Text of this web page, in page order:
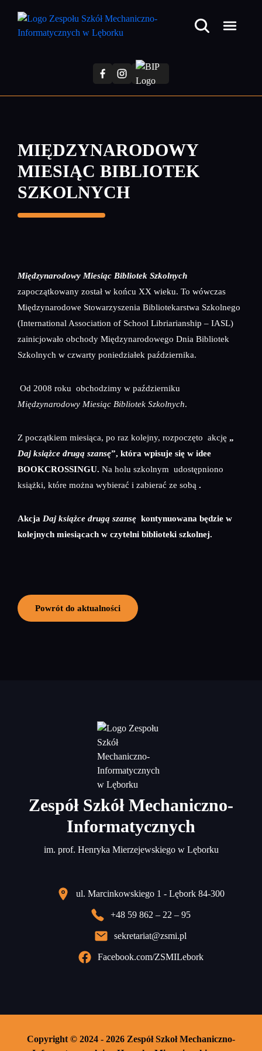
treści
MIĘDZYNARODOWY
MIESIĄC BIBLIOTEK
SZKOLNYCH
Międzynarodowy Miesiąc Bibliotek Szkolnych
zapoczątkowany został w końcu XX wieku. To wówczas
Międzynarodowe Stowarzyszenia Bibliotekarstwa Szkolnego
(International Association of School Libriarianship – IASL)
zainicjowało obchody Międzynarodowego Dnia Bibliotek
Szkolnych w czwarty poniedziałek października.
Od 2008 roku obchodzimy w październiku
Międzynarodowy Miesiąc Bibliotek Szkolnych.
Z początkiem miesiąca, po raz kolejny, rozpoczęto akcję „
Daj książce drugą szansę”, która wpisuje się w idee
BOOKCROSSINGU. Na holu szkolnym udostępniono
książki, które można wybierać i zabierać ze sobą .
Akcja Daj książce drugą szansę kontynuowana będzie w
kolejnych miesiącach w czytelni biblioteki szkolnej.
Powrót do aktualności
Zespół Szkół Mechaniczno-
Informatycznych
im. prof. Henryka Mierzejewskiego w Lęborku
ul. Marcinkowskiego 1 - Lębork 84-300
+48 59 862 – 22 – 95
sekretariat@zsmi.pl
Facebook.com/ZSMILebork
Copyright © 2024 - 2026 Zespół Szkoł Mechaniczno-